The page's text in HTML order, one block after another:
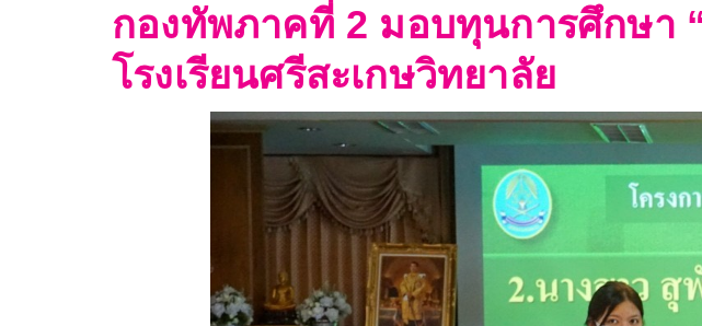
กองทัพภาคที่ 2 มอบทุนการศึกษา
โรงเรียนศรีสะเกษวิทยาลัย